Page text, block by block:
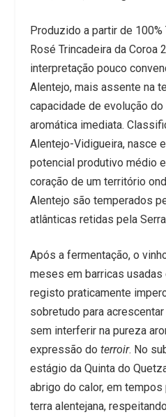
Produzido a partir de 100%
Rosé Trincadeira da Coroa
interpretação pouco
Alentejo, mais assente na
capacidade de evolução do
aromática imediata.
Alentejo-Vidigueira, nasce
potencial produtivo médio
coração de um território
Alentejo são temperados
atlânticas retidas pela
Após a fermentação, o
meses em barricas usadas
registo praticamente
sobretudo para
sem interferir na pureza
expressão do terroir. No
estágio da Quinta do
abrigo do calor, em tempos
terra alentejana,